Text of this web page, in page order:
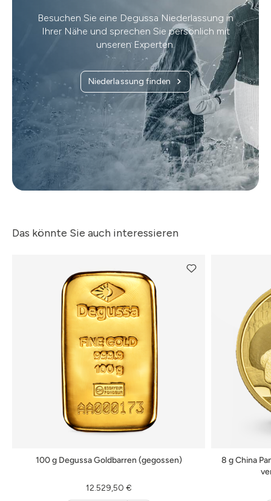
Besuchen Sie eine Degussa Niederlassung in
Ihrer Nähe und sprechen Sie persönlich mit
unseren Experten.
Niederlassung finden
Das könnte Sie auch interessieren
100 g Degussa Goldbarren (gegossen)
12.529,50 €
8 g China